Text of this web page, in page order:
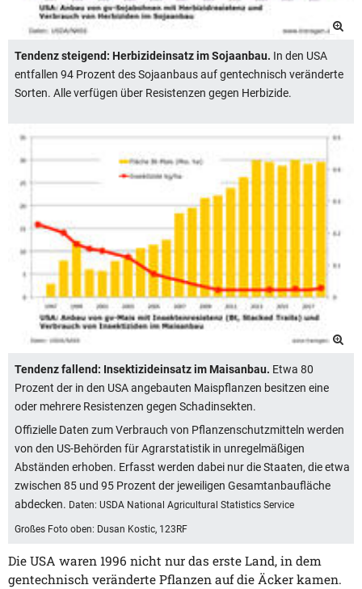
Tendenz steigend: Herbizideinsatz im Sojaanbau. In den USA
entfallen 94 Prozent des Sojaanbaus auf gentechnisch veränderte
Sorten. Alle verfügen über Resistenzen gegen Herbizide.
Tendenz fallend: Insektizideinsatz im Maisanbau. Etwa 80
Prozent der in den USA angebauten Maispflanzen besitzen eine
oder mehrere Resistenzen gegen Schadinsekten.
Offizielle Daten zum Verbrauch von Pflanzenschutzmitteln werden
von den US-Behörden für Agrarstatistik in unregelmäßigen
Abständen erhoben. Erfasst werden dabei nur die Staaten, die etwa
zwischen 85 und 95 Prozent der jeweiligen Gesamtanbaufläche
abdecken. Daten: USDA National Agricultural Statistics Service
Großes Foto oben: Dusan Kostic, 123RF
Die USA waren 1996 nicht nur das erste Land, in dem
gentechnisch veränderte Pflanzen auf die Äcker kamen.